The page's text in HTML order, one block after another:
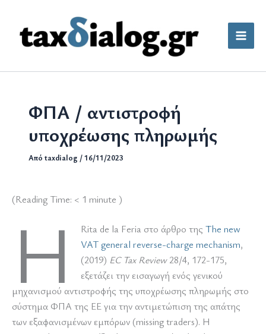
περιεχόμενο
ΦΠΑ / αντιστροφή
υποχρέωσης πληρωμής
Από taxdialog /16/11/2023
(Reading Time: < 1 minute )
Η Rita de la Feria στο άρθρο τηςThe new
VAT general reverse-charge mechanism,
(2019) EC Tax Review28/4, 172-175,
εξετάζει την εισαγωγή ενός γενικού
μηχανισμού αντιστροφής της υποχρέωσης πληρωμής στο
σύστημα ΦΠΑ της ΕΕ για την αντιμετώπιση της απάτης
των εξαφανισμένων εμπόρων (missing traders). Η